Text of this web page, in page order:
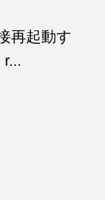
再起動す